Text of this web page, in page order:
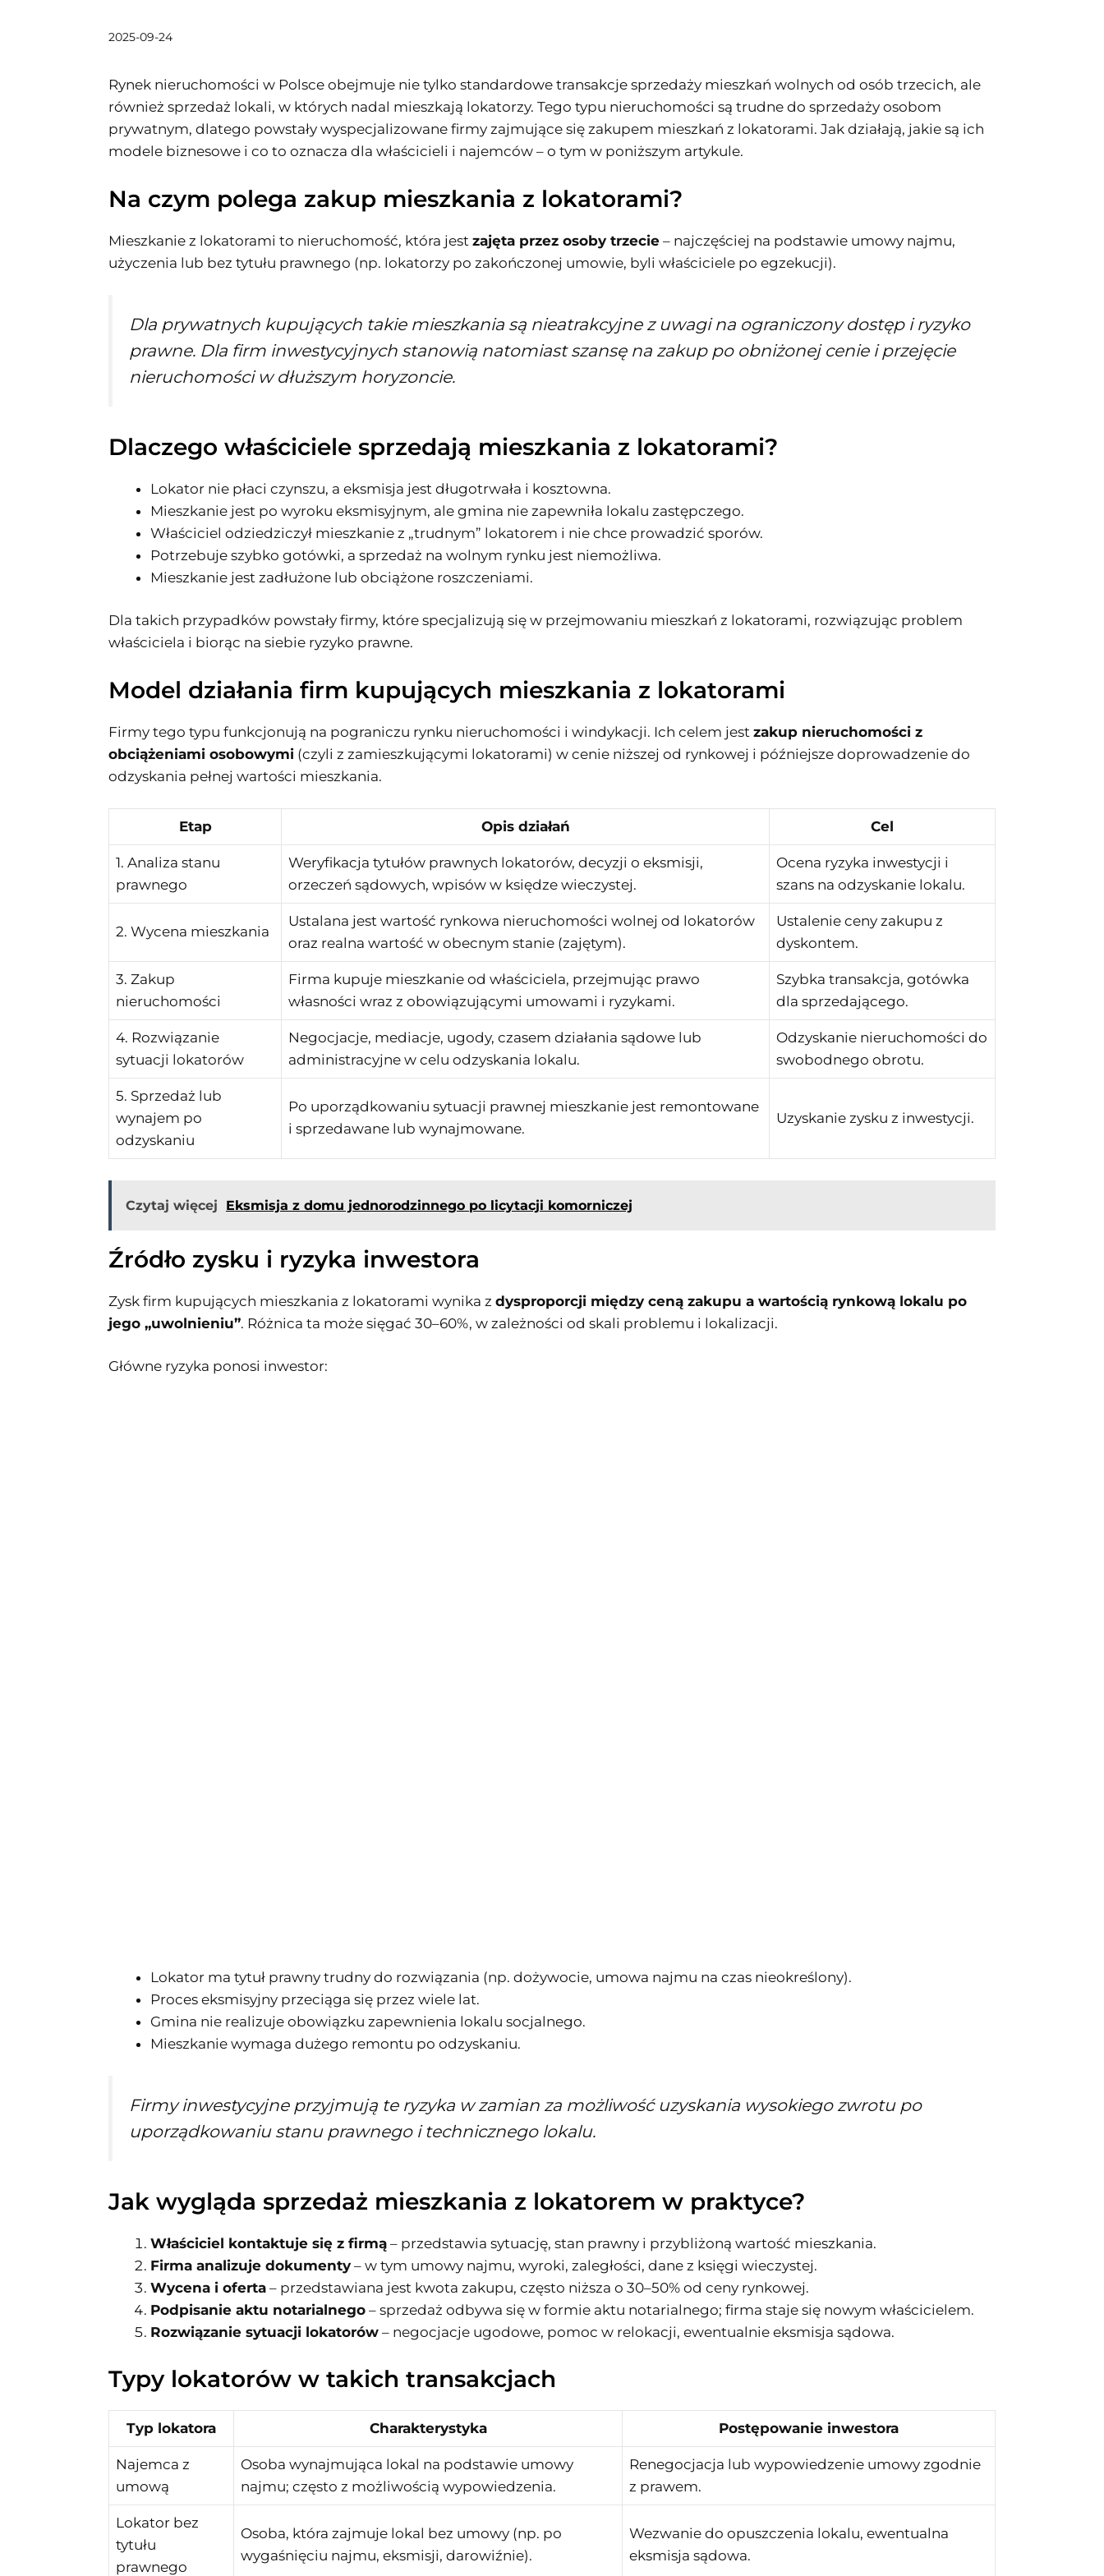
2025-09-24
Rynek nieruchomości w Polsce obejmuje nie tylko standardowe transakcje sprzedaży mieszkań wolnych od osób trzecich, ale
również sprzedaż lokali, w których nadal mieszkają lokatorzy. Tego typu nieruchomości są trudne do sprzedaży osobom
prywatnym, dlatego powstały wyspecjalizowane firmy zajmujące się zakupem mieszkań z lokatorami. Jak działają, jakie są ich
modele biznesowe i co to oznacza dla właścicieli i najemców – o tym w poniższym artykule.
Na czym polega zakup mieszkania z lokatorami?
Mieszkanie z lokatorami to nieruchomość, która jest zajęta przez osoby trzecie – najczęściej na podstawie umowy najmu,
użyczenia lub bez tytułu prawnego (np. lokatorzy po zakończonej umowie, byli właściciele po egzekucji).
Dla prywatnych kupujących takie mieszkania są nieatrakcyjne z uwagi na ograniczony dostęp i ryzyko
prawne. Dla firm inwestycyjnych stanowią natomiast szansę na zakup po obniżonej cenie i przejęcie
nieruchomości w dłuższym horyzoncie.
Dlaczego właściciele sprzedają mieszkania z lokatorami?
Lokator nie płaci czynszu, a eksmisja jest długotrwała i kosztowna.
Mieszkanie jest po wyroku eksmisyjnym, ale gmina nie zapewniła lokalu zastępczego.
Właściciel odziedziczył mieszkanie z „trudnym” lokatorem i nie chce prowadzić sporów.
Potrzebuje szybko gotówki, a sprzedaż na wolnym rynku jest niemożliwa.
Mieszkanie jest zadłużone lub obciążone roszczeniami.
Dla takich przypadków powstały firmy, które specjalizują się w przejmowaniu mieszkań z lokatorami, rozwiązując problem
właściciela i biorąc na siebie ryzyko prawne.
Model działania firm kupujących mieszkania z lokatorami
Firmy tego typu funkcjonują na pograniczu rynku nieruchomości i windykacji. Ich celem jest zakup nieruchomości z
obciążeniami osobowymi (czyli z zamieszkującymi lokatorami) w cenie niższej od rynkowej i późniejsze doprowadzenie do
odzyskania pełnej wartości mieszkania.
Etap Opis działań Cel
1. Analiza stanu
prawnego
Weryfikacja tytułów prawnych lokatorów, decyzji o eksmisji,
orzeczeń sądowych, wpisów w księdze wieczystej.
Ocena ryzyka inwestycji i
szans na odzyskanie lokalu.
2. Wycena mieszkania
Ustalana jest wartość rynkowa nieruchomości wolnej od lokatorów
oraz realna wartość w obecnym stanie (zajętym).
Ustalenie ceny zakupu z
dyskontem.
3. Zakup
nieruchomości
Firma kupuje mieszkanie od właściciela, przejmując prawo
własności wraz z obowiązującymi umowami i ryzykami.
Szybka transakcja, gotówka
dla sprzedającego.
4. Rozwiązanie
sytuacji lokatorów
Negocjacje, mediacje, ugody, czasem działania sądowe lub
administracyjne w celu odzyskania lokalu.
Odzyskanie nieruchomości do
swobodnego obrotu.
5. Sprzedaż lub
wynajem po
odzyskaniu
Po uporządkowaniu sytuacji prawnej mieszkanie jest remontowane
i sprzedawane lub wynajmowane.
Uzyskanie zysku z inwestycji.
Czytaj więcej Eksmisja z domu jednorodzinnego po licytacji komorniczej
Źródło zysku i ryzyka inwestora
Zysk firm kupujących mieszkania z lokatorami wynika z dysproporcji między ceną zakupu a wartością rynkową lokalu po
jego „uwolnieniu”. Różnica ta może sięgać 30–60%, w zależności od skali problemu i lokalizacji.
Główne ryzyka ponosi inwestor:
Lokator ma tytuł prawny trudny do rozwiązania (np. dożywocie, umowa najmu na czas nieokreślony).
Proces eksmisyjny przeciąga się przez wiele lat.
Gmina nie realizuje obowiązku zapewnienia lokalu socjalnego.
Mieszkanie wymaga dużego remontu po odzyskaniu.
Firmy inwestycyjne przyjmują te ryzyka w zamian za możliwość uzyskania wysokiego zwrotu po
uporządkowaniu stanu prawnego i technicznego lokalu.
Jak wygląda sprzedaż mieszkania z lokatorem w praktyce?
Właściciel kontaktuje się z firmą – przedstawia sytuację, stan prawny i przybliżoną wartość mieszkania.
Firma analizuje dokumenty – w tym umowy najmu, wyroki, zaległości, dane z księgi wieczystej.
Wycena i oferta – przedstawiana jest kwota zakupu, często niższa o 30–50% od ceny rynkowej.
Podpisanie aktu notarialnego – sprzedaż odbywa się w formie aktu notarialnego; firma staje się nowym właścicielem.
Rozwiązanie sytuacji lokatorów – negocjacje ugodowe, pomoc w relokacji, ewentualnie eksmisja sądowa.
Typy lokatorów w takich transakcjach
Typ lokatora Charakterystyka Postępowanie inwestora
Najemca z
umową
Osoba wynajmująca lokal na podstawie umowy
najmu; często z możliwością wypowiedzenia.
Renegocjacja lub wypowiedzenie umowy zgodnie
z prawem.
Lokator bez
tytułu
prawnego
Osoba, która zajmuje lokal bez umowy (np. po
wygaśnięciu najmu, eksmisji, darowiźnie).
Wezwanie do opuszczenia lokalu, ewentualna
eksmisja sądowa.